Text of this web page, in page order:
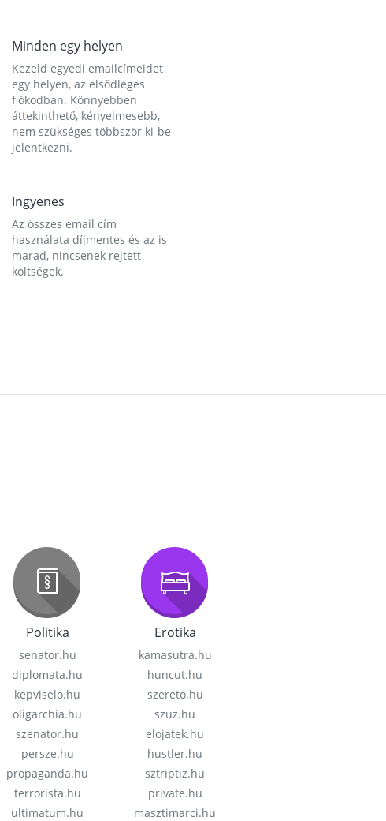
Minden egy helyen
Kezeld egyedi emailcímeidet
egy helyen, az elsődleges
fiókodban. Könnyebben
áttekinthető, kényelmesebb,
nem szükséges többször ki-be
jelentkezni.
Ingyenes
Az összes email cím
használata díjmentes és az is
marad, nincsenek rejtett
költségek.
Politika
senator.hu
diplomata.hu
kepviselo.hu
oligarchia.hu
szenator.hu
persze.hu
propaganda.hu
terrorista.hu
ultimatum.hu
Erotika
kamasutra.hu
huncut.hu
szereto.hu
szuz.hu
elojatek.hu
hustler.hu
sztriptiz.hu
private.hu
masztimarci.hu